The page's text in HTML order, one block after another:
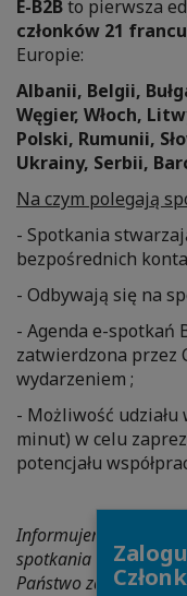
E-B2Bto pierwsza
członków 21
Europie:
Albanii, Belgii,
Węgier, Włoch,
Polski, Rumunii,
Ukrainy, Serbii,
Na czym polegają
- Spotkania
bezpośrednich
- Odbywają się na
- Agenda e-spotkań
zatwierdzona przez
wydarzeniem ;
- Możliwość
minut) w celu
potencjału
Informujemy, że
spotkania musi być
Państwo